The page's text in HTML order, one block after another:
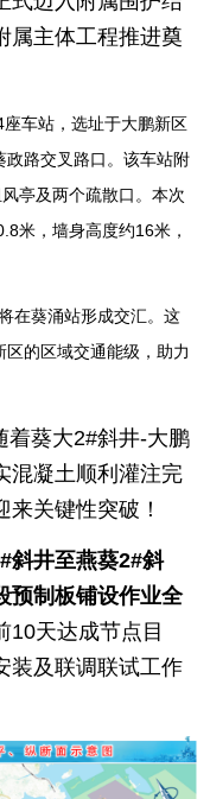
属主体工程推进奠
车站，选址于大鹏新区
政路交叉路口。该车站附
亭及两个疏散口。本次
米，墙身高度约16米，
在葵涌站形成交汇。这
的区域交通能级，助力
着葵大2#斜井-大鹏
混凝土顺利灌注完
关键性突破！
#斜井至燕葵2#斜
预制板铺设作业全
10天达成节点目
装及联调联试工作